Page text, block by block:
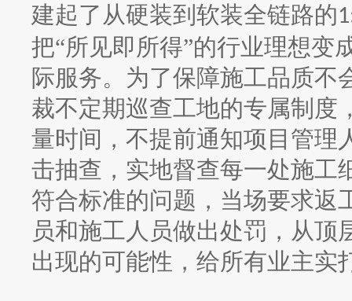
建起了从硬装到软装全链路的
把“所见即所得”的行业理想变
际服务。为了保障施工品质不
裁不定期巡查工地的专属制度
量时间，不提前通知项目管理
击抽查，实地督查每一处施工
符合标准的问题，当场要求返
员和施工人员做出处罚，从
出现的可能性，给所有业主实